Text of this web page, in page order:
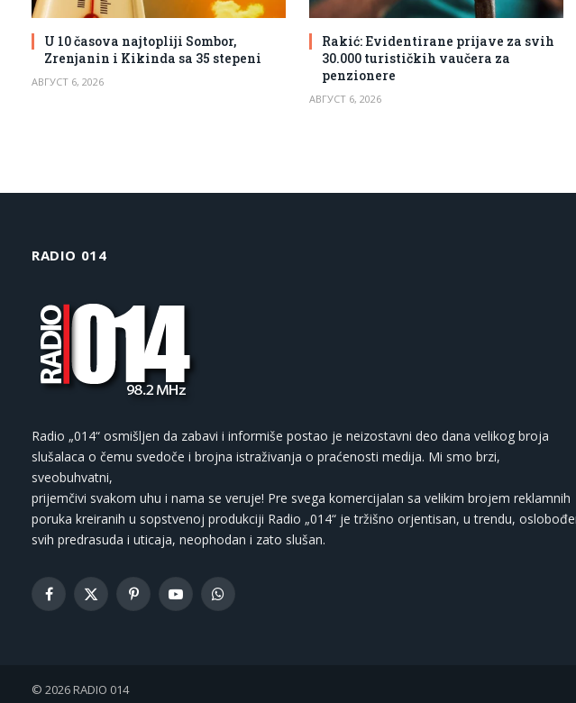
U 10 časova najtopliji Sombor,
Zrenjanin i Kikinda sa 35 stepeni
АВГУСТ 6, 2026
Rakić: Evidentirane prijave za svih
30.000 turističkih vaučera za
penzionere
АВГУСТ 6, 2026
RADIO 014
Radio „014“ osmišljen da zabavi i informiše postao je neizostavni deo dana velikog broja
slušalaca o čemu svedoče i brojna istraživanja o praćenosti medija. Mi smo brzi,
sveobuhvatni,
prijemčivi svakom uhu i nama se veruje! Pre svega komercijalan sa velikim brojem reklamnih
poruka kreiranih u sopstvenoj produkciji Radio „014“ je tržišno orjentisan, u trendu,
svih predrasuda i uticaja, neophodan i zato slušan.
Facebook
X
PinterestYouTubeWhatsApp
© 2026 RADIO 014